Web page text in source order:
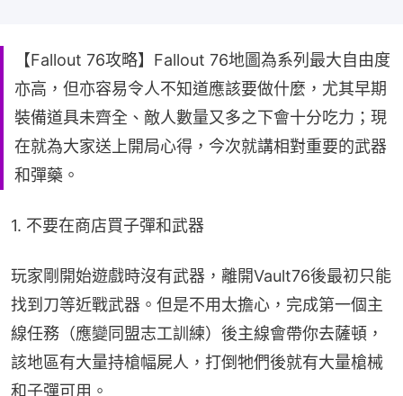
【Fallout 76攻略】Fallout 76地圖為系列最大自由度
亦高，但亦容易令人不知道應該要做什麼，尤其早期
裝備道具未齊全、敵人數量又多之下會十分吃力；現
在就為大家送上開局心得，今次就講相對重要的武器
和彈藥。
1. 不要在商店買子彈和武器
玩家剛開始遊戲時沒有武器，離開Vault76後最初只能
找到刀等近戰武器。但是不用太擔心，完成第一個主
線任務（應變同盟志工訓練）後主線會帶你去薩頓，
該地區有大量持槍幅屍人，打倒牠們後就有大量槍械
和子彈可用。